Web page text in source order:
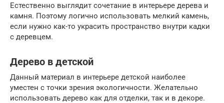
Естественно выглядит сочетание в интерьере дерева и
камня. Поэтому логично использовать мелкий камень,
если нужно как-то украсить пространство внутри кадки
с деревцем.
Дерево в детской
Данный материал в интерьере детской наиболее
уместен с точки зрения экологичности. Желательно
использовать дерево как для отделки, так и в декоре.